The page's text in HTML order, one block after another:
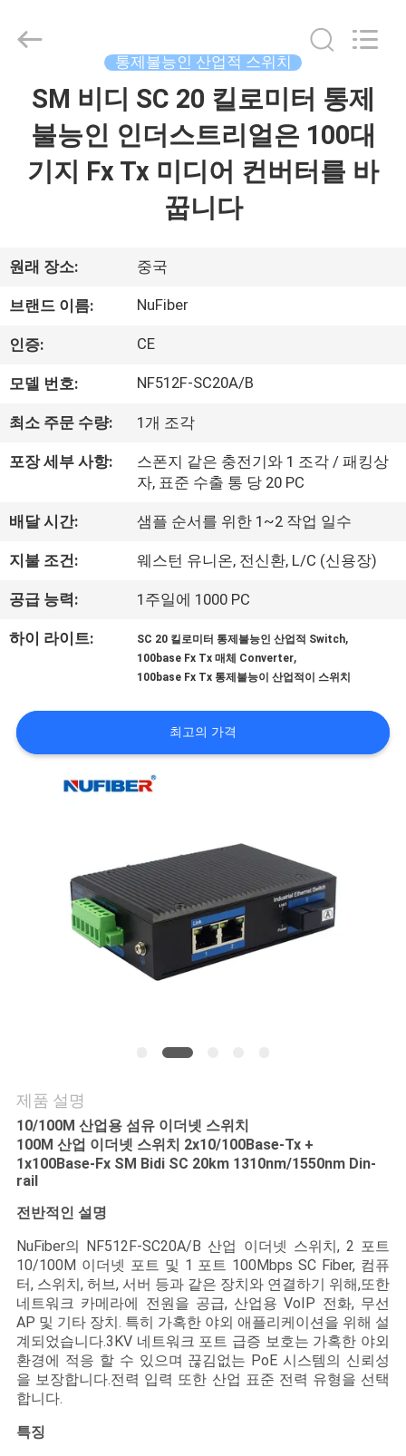
우
리
에
대
공
여
행
질
관
스
인
용
을
요
구
하
세
Technology
Co.,Ltd.
Developed
통제불능인 산업적 스위치
SM 비디 SC 20 킬로미터 통제
불능인 인더스트리얼은 100대
기지 Fx Tx 미디어 컨버터를 바
꿉니다
원래 장소: 중국
브랜드 이름: NuFiber
인증: CE
모델 번호: NF512F-SC20A/B
최소 주문 수량: 1개 조각
포장 세부 사항:
스폰지 같은 충전기와 1 조각 / 패킹상
자, 표준 수출 통 당 20 PC
배달 시간: 샘플 순서를 위한 1~2 작업 일수
지불 조건: 웨스턴 유니온, 전신환, L/C (신용장)
공급 능력: 1주일에 1000 PC
하이 라이트: SC 20 킬로미터 통제불능인 산업적 Switch,
100base Fx Tx 매체 Converter,
100base Fx Tx 통제불능이 산업적이 스위치
최고의 가격
제품 설명
10/100M 산업용 섬유 이더넷 스위치
100M 산업 이더넷 스위치 2x10/100Base-Tx +
1x100Base-Fx SM Bidi SC 20km 1310nm/1550nm Din-
rail
전반적인 설명
NuFiber의 NF512F-SC20A/B 산업 이더넷 스위치, 2 포트
10/100M 이더넷 포트 및 1 포트 100Mbps SC Fiber, 컴퓨
터, 스위치, 허브, 서버 등과 같은 장치와 연결하기 위해,또한
네트워크 카메라에 전원을 공급, 산업용 VoIP 전화, 무선
AP 및 기타 장치. 특히 가혹한 야외 애플리케이션을 위해 설
계되었습니다.3KV 네트워크 포트 급증 보호는 가혹한 야외
환경에 적응 할 수 있으며 끊김없는 PoE 시스템의 신뢰성
을 보장합니다.전력 입력 또한 산업 표준 전력 유형을 선택
합니다.
특징